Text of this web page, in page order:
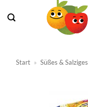
Inhalt
Start » Süßes & Salziges